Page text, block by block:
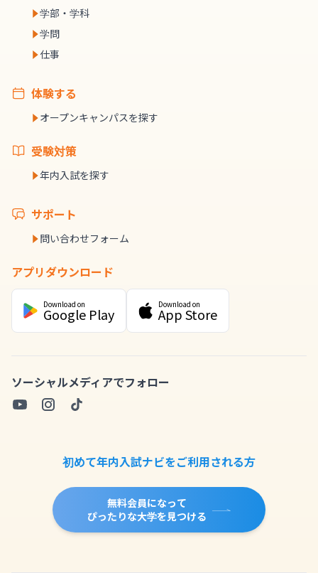
学部・学科
学問
仕事
体験する
オープンキャンパスを探す
受験対策
年内入試を探す
サポート
問い合わせフォーム
アプリダウンロード
Download on
Google Play
Download on
App Store
ソーシャルメディアでフォロー
初めて年内入試ナビをご利用される方
無料会員になって
ぴったりな大学を見つける